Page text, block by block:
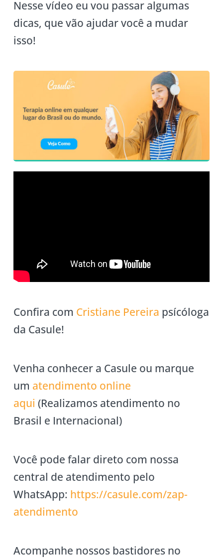
Nesse vídeo eu vou passar algumas
dicas, que vão ajudar você a mudar
isso!
Confira com Cristiane Pereira psícóloga
da Casule!
Venha conhecer a Casule ou marque
um atendimento online
aqui (Realizamos atendimento no
Brasil e Internacional)
Você pode falar direto com nossa
central de atendimento pelo
WhatsApp: https://casule.com/zap-
atendimento
Acompanhe nossos bastidores no